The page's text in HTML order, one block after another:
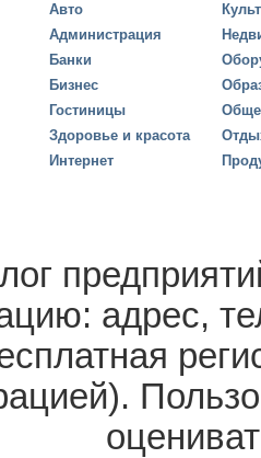
Авто
Администрация
Банки
Бизнес
Гостиницы
Здоровье и красота
Интернет
адрес,